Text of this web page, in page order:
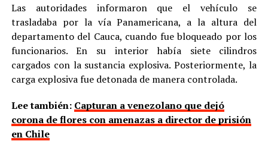
Las autoridades informaron que el vehículo se
trasladaba por la vía Panamericana, a la altura del
departamento del Cauca, cuando fue bloqueado por los
funcionarios. En su interior había siete cilindros
cargados con la sustancia explosiva. Posteriormente, la
carga explosiva fue detonada de manera controlada.
Lee también: Capturan a venezolano que dejó
corona de flores con amenazas a director de prisión
en Chile